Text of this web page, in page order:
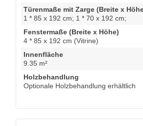
Türenmaße mit Zarge (Breite x
1 * 85 x 192 cm; 1 * 70 x 192 cm;
Fenstermaße (Breite x Höhe)
4 * 85 x 192 cm (Vitrine)
Innenfläche
9.35 m²
Holzbehandlung
Optionale Holzbehandlung erhältlich